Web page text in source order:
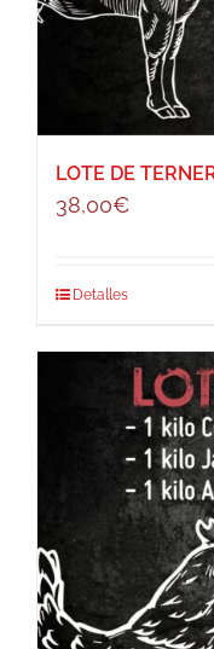
LOTE DE
38,00€
Detalles